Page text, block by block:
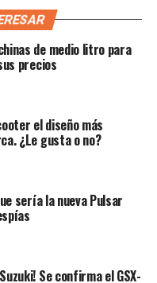
de medio litro para
precios
el diseño más
¿Le gusta o no?
sería la nueva Pulsar
Se confirma el GSX-